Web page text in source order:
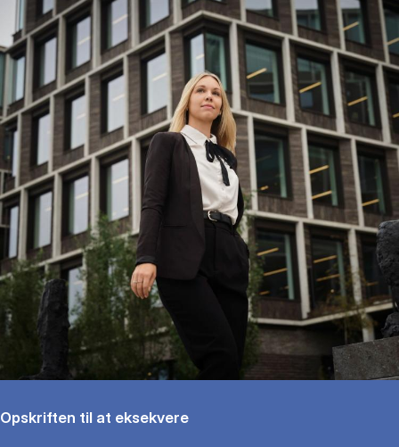
Opskriften til at eksekvere